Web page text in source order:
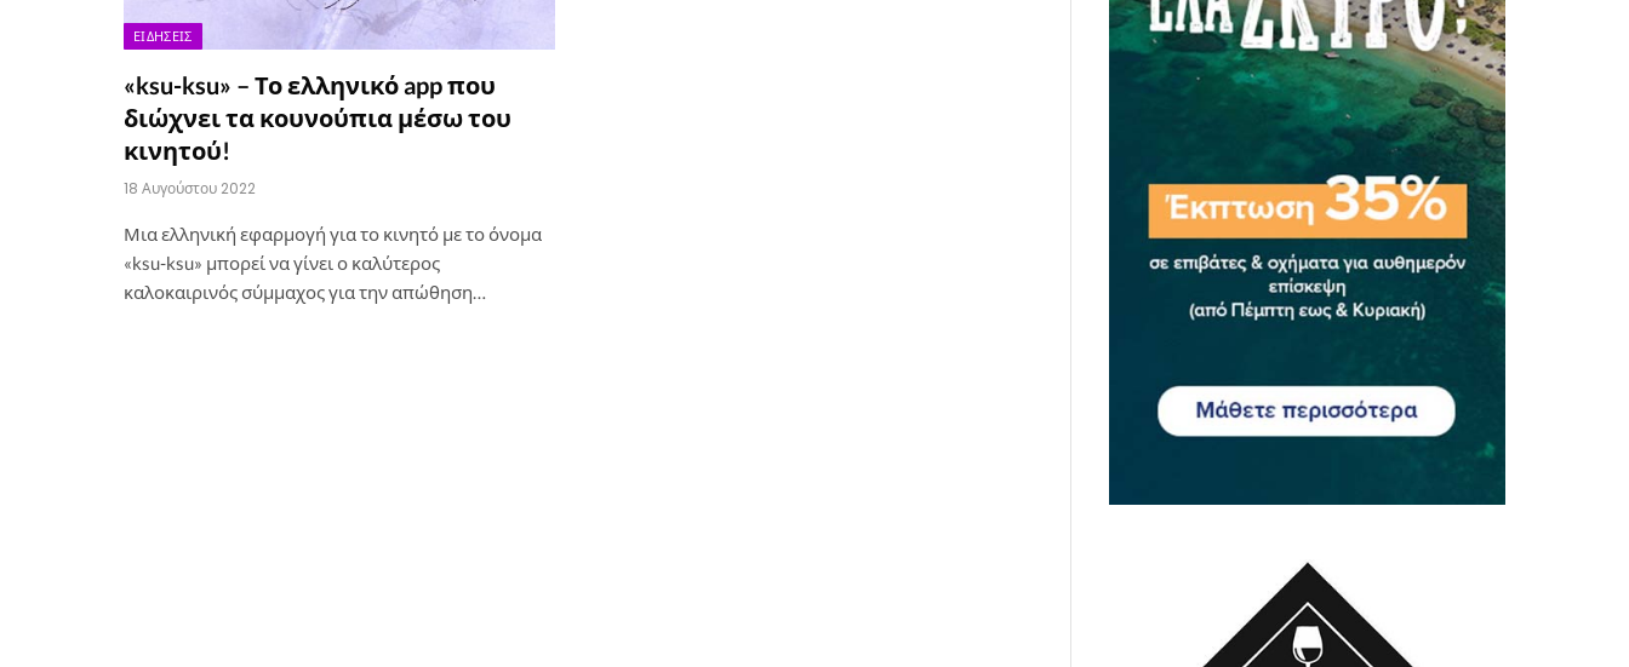
ΕΙΔΉΣΕΙΣ
«ksu-ksu» – Το ελληνικό app που
διώχνει τα κουνούπια μέσω του
κινητού!
18 Αυγούστου 2022
Μια ελληνική εφαρμογή για το κινητό με το όνομα
«ksu-ksu» μπορεί να γίνει ο καλύτερος
καλοκαιρινός σύμμαχος για την απώθηση…